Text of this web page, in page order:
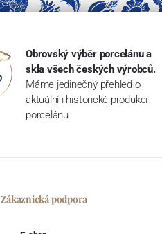
Obrovský výběr porcelánu a
skla všech českých výrobců.
Máme jedinečný přehled o
aktuální i historické produkci
porcelánu
Zákaznická podpora